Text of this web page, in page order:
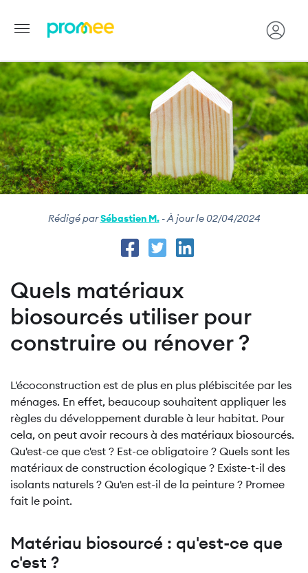
Aller
au
contenu
principal
Image
Rédigé parSébastien M.- À jour le 02/04/2024
Quels matériaux
biosourcés utiliser pour
construire ou rénover ?
L'écoconstruction est de plus en plus plébiscitée par les
ménages. En effet, beaucoup souhaitent appliquer les
règles du développement durable à leur habitat. Pour
cela, on peut avoir recours à des matériaux biosourcés.
Qu'est-ce que c'est ? Est-ce obligatoire ? Quels sont les
matériaux de construction écologique ? Existe-t-il des
isolants naturels ? Qu'en est-il de la peinture ? Promee
fait le point.
Matériau biosourcé : qu'est-ce que
c'est ?